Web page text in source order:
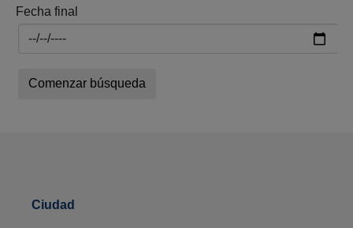
Fecha final
Ciudad